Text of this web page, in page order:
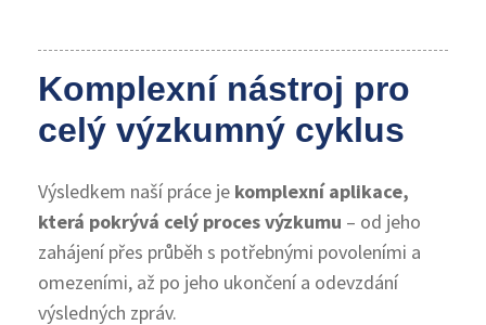
Komplexní nástroj pro
celý výzkumný cyklus
Výsledkem naší práce je komplexní aplikace,
která pokrývá celý proces výzkumu – od jeho
zahájení přes průběh s potřebnými povoleními a
omezeními, až po jeho ukončení a odevzdání
výsledných zpráv.